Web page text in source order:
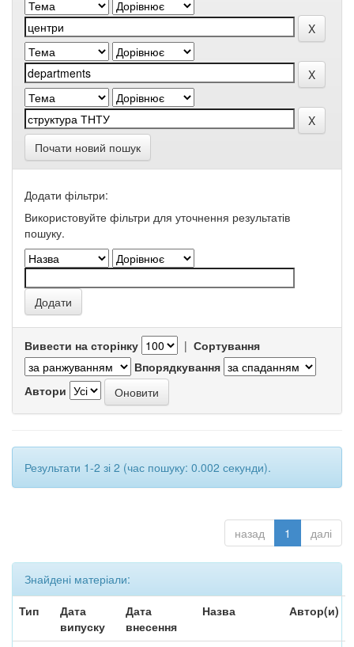
Почати новий пошук
Додати фільтри:
Використовуйте фільтри для уточнення результатів
пошуку.
Вивести на сторінку | Сортування
Впорядкування
Автори
Результати 1-2 зі 2 (час пошуку: 0.002 секунди).
назад 1 далі
Знайдені матеріали:
Тип
Дата
випуску
Дата
внесення
Назва Автор(и)